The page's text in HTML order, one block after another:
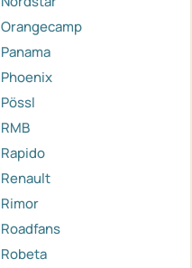
Orangecamp
Panama
Phoenix
Pössl
RMB
Rapido
Renault
Rimor
Roadfans
Robeta